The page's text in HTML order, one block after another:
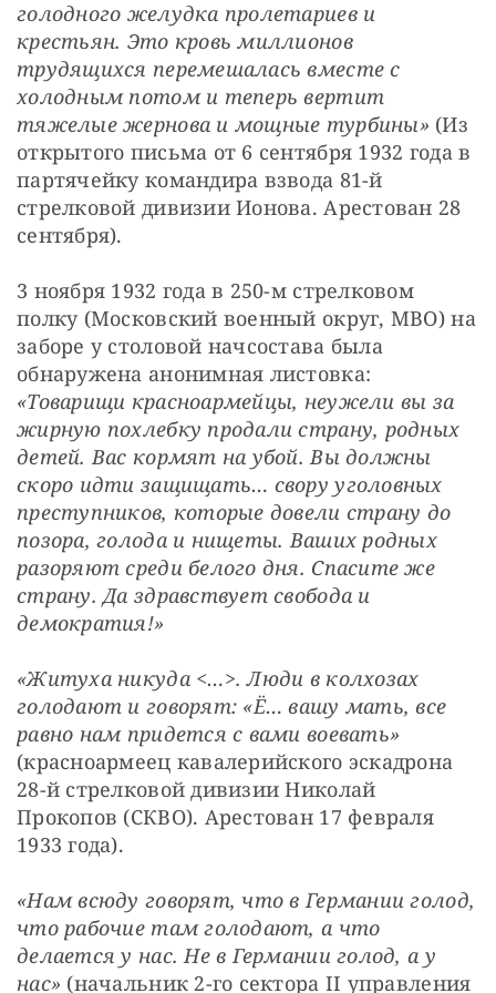
голодного желудка пролетариев и
крестьян. Это кровь миллионов
трудящихся перемешалась вместе с
холодным потом и теперь вертит
тяжелые жернова и мощные турбины» (Из
открытого письма от 6 сентября 1932 года в
партячейку командира взвода 81-й
стрелковой дивизии Ионова. Арестован 28
сентября).
3 ноября 1932 года в 250-м стрелковом
полку (Московский военный округ, МВО) на
заборе у столовой начсостава была
«Товарищи красноармейцы, неужели вы за
жирную похлебку продали страну, родных
детей. Вас кормят на убой. Вы должны
скоро идти защищать… свору уголовных
преступников, которые довели страну до
позора, голода и нищеты. Ваших родных
разоряют среди белого дня. Спасите же
страну. Да здравствует свобода и
демократия!»
«Житуха никуда <…>. Люди в колхозах
голодают и говорят: «Ё… вашу мать, все
равно нам придется с вами воевать»
(красноармеец кавалерийского эскадрона
28-й стрелковой дивизии Николай
Прокопов (СКВО). Арестован 17 февраля
1933 года).
«Нам всюду говорят, что в Германии голод,
что рабочие там голодают, а что
делается у нас. Не в Германии голод, а у
нас» (начальник 2-го сектора II управления